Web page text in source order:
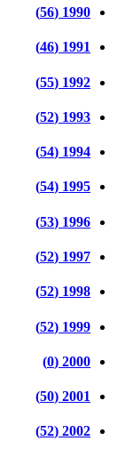
1990 (56)
1991 (46)
1992 (55)
1993 (52)
1994 (54)
1995 (54)
1996 (53)
1997 (52)
1998 (52)
1999 (52)
2000 (0)
2001 (50)
2002 (52)